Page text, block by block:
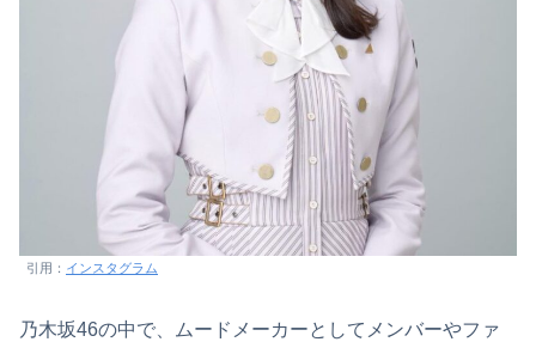
引用： インスタグラム
乃木坂46の中で、ムードメーカーとしてメンバーやファ